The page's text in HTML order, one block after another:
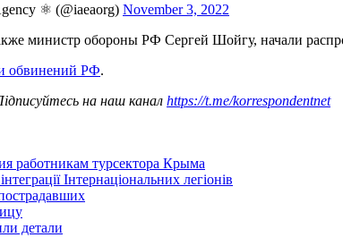
⚛️ (@iaeaorg) November 3, 2022
министр обороны РФ Сергей Шойгу, начали
обвинений РФ.
на наш канал https://t.me/korrespondentnet
работникам турсектора Крыма
Інтернаціональних легіонів
детали